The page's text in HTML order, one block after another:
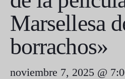
Marsellesa
borrachos»
noviembre 7, 2025 @